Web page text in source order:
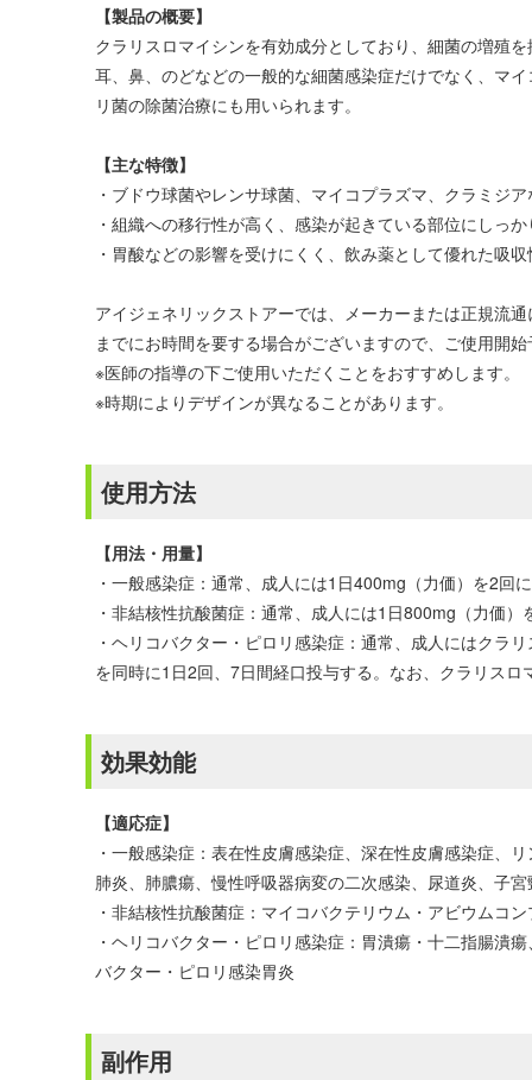
【製品の概要】
クラリスロマイシンを有効成分としており、細菌の増殖
耳、鼻、のどなどの一般的な細菌感染症だけでなく、マ
リ菌の除菌治療にも用いられます。
【主な特徴】
・ブドウ球菌やレンサ球菌、マイコプラズマ、クラミジ
・組織への移行性が高く、感染が起きている部位にしっ
・胃酸などの影響を受けにくく、飲み薬として優れた吸
アイジェネリックストアーでは、メーカーまたは正規流
までにお時間を要する場合がございますので、ご使用開
※医師の指導の下ご使用いただくことをおすすめします。
※時期によりデザインが異なることがあります。
使用方法
【用法・用量】
・一般感染症：通常、成人には1日400mg（力価）を2
・非結核性抗酸菌症：通常、成人には1日800mg（力価
・ヘリコバクター・ピロリ感染症：通常、成人にはクラ
を同時に1日2回、7日間経口投与する。なお、クラリス
効果効能
【適応症】
・一般感染症：表在性皮膚感染症、深在性皮膚感染症、
肺炎、肺膿瘍、慢性呼吸器病変の二次感染、尿道炎、子
・非結核性抗酸菌症：マイコバクテリウム・アビウムコ
・ヘリコバクター・ピロリ感染症：胃潰瘍・十二指腸潰
バクター・ピロリ感染胃炎
副作用